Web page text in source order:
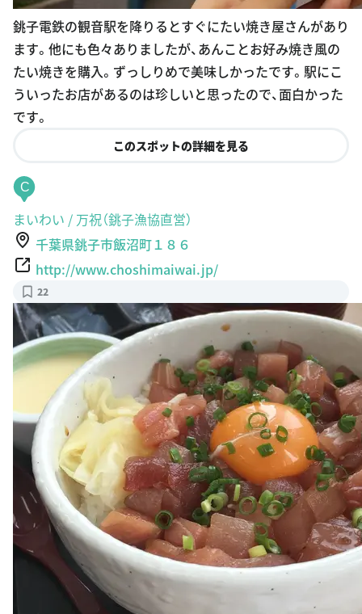
銚子電鉄の観音駅を降りるとすぐにたい焼き屋さんがあり
ます。他にも色々ありましたが、あんことお好み焼き風の
たい焼きを購入。ずっしりめで美味しかったです。駅にこ
ういったお店があるのは珍しいと思ったので、面白かった
です。
まいわい / 万祝（銚子漁協直営）
千葉県銚子市飯沼町１８６
http://www.choshimaiwai.jp/
22